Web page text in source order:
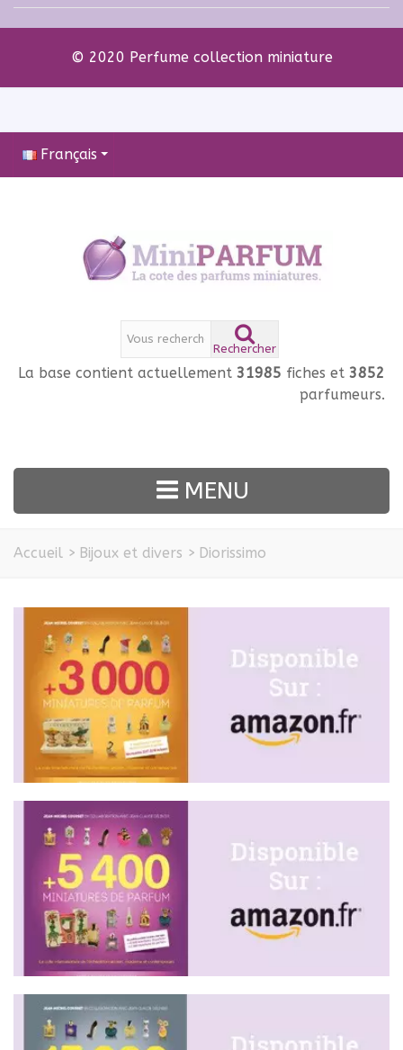
© 2020 Perfume collection miniature
Français
Rechercher
La base contient actuellement 31985 fiches et 3852
parfumeurs.
MENU
Accueil > Bijoux et divers > Diorissimo